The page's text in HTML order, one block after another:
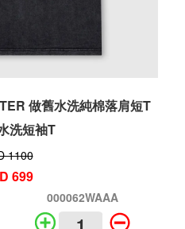
做舊水洗純棉落肩短T
洗短袖T
1100
699
000062WAAA